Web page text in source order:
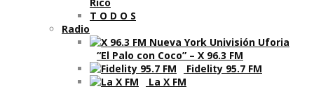
T O D O S
Radio
“El Palo con Coco” – X 96.3 FM
Fidelity 95.7 FM
La X FM